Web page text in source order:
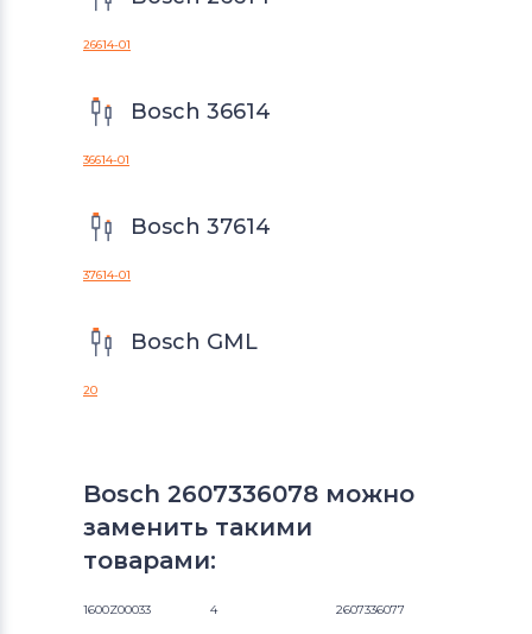
26614-01
Bosch 36614
36614-01
Bosch 37614
37614-01
Bosch GML
20
Bosch 2607336078 можно
заменить такими
товарами:
1600Z00033 4 2607336077